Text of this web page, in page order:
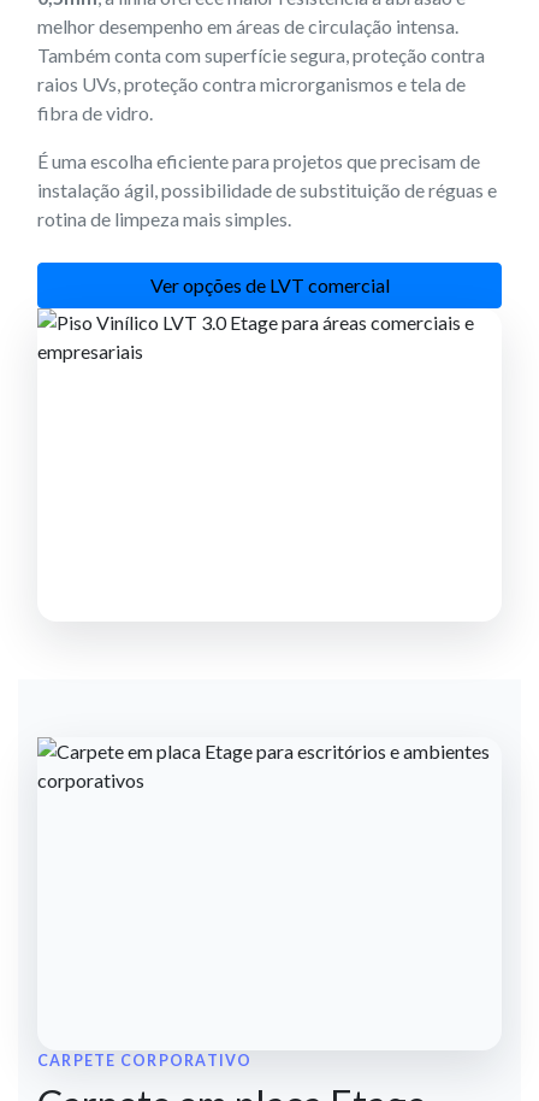
melhor desempenho em áreas de circulação intensa.
Também conta com superfície segura, proteção contra
raios UVs, proteção contra microrganismos e tela de
fibra de vidro.
É uma escolha eficiente para projetos que precisam de
instalação ágil, possibilidade de substituição de réguas e
rotina de limpeza mais simples.
Ver opções de LVT comercial
CARPETE CORPORATIVO